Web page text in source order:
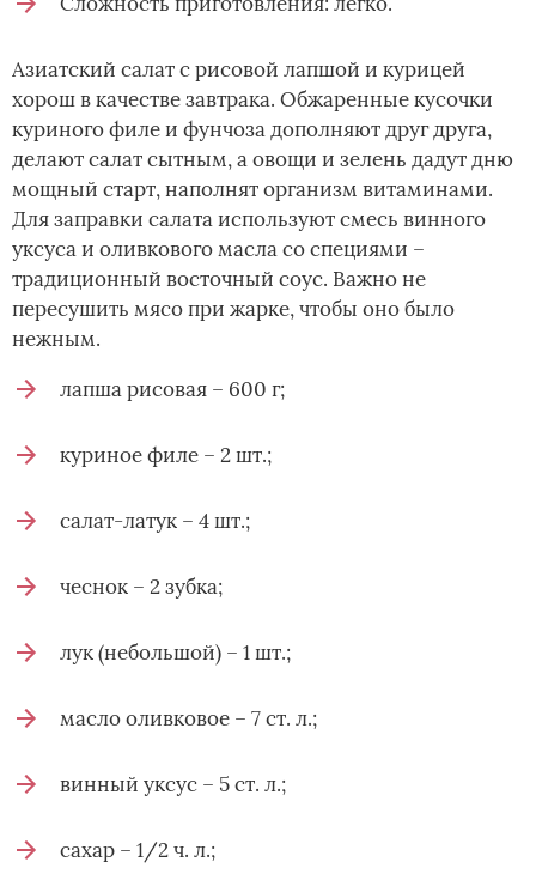
Азиатский салат с рисовой лапшой и курицей
хорош в качестве завтрака. Обжаренные кусочки
куриного филе и фунчоза дополняют друг друга,
делают салат сытным, а овощи и зелень дадут дню
мощный старт, наполнят организм витаминами.
Для заправки салата используют смесь винного
уксуса и оливкового масла со специями –
традиционный восточный соус. Важно не
пересушить мясо при жарке, чтобы оно было
нежным.
лапша рисовая – 600 г;
куриное филе – 2 шт.;
салат-латук – 4 шт.;
чеснок – 2 зубка;
лук (небольшой) – 1 шт.;
масло оливковое – 7 ст. л.;
винный уксус – 5 ст. л.;
сахар – 1/2 ч. л.;